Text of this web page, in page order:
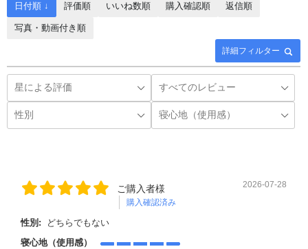
詳細フィルター
日付順 ↓ 評価順 いいね数順 購入確認順 返信順
写真・動画付き順
ご購入者様
購入確認済み
2026-07-28
性別:
どちらでもない
寝心地（使用感）